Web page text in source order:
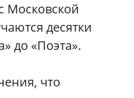
Московской
десятки
до «Поэта».
что